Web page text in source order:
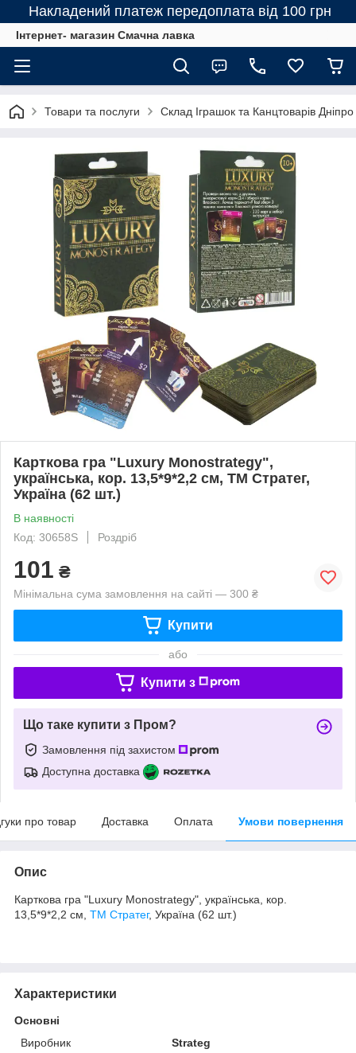
Накладений платеж передоплата від 100 грн
Інтернет- магазин Смачна лавка
Товари та послуги Склад Іграшок та Канцтоварів Дніпро
Карткова гра "Luxury Monostrategy",
українська, кор. 13,5*9*2,2 см, ТМ Стратег,
Україна (62 шт.)
В наявності
Код: 30658S
Роздріб
101 ₴
Мінімальна сума замовлення на сайті — 300 ₴
Купити
або
Купити з
Що таке купити з Пром?
Замовлення під захистом
Доступна доставка
про товар Доставка Оплата Умови повернення
Опис
Карткова гра "Luxury Monostrategy", українська, кор.
13,5*9*2,2 см, ТМ Стратег, Україна (62 шт.)
Характеристики
Основні
Виробник
Strateg